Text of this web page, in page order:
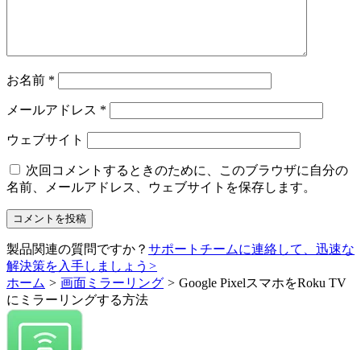
お名前 *
メールアドレス *
ウェブサイト
次回コメントするときのために、このブラウザに自分の
名前、メールアドレス、ウェブサイトを保存します。
製品関連の質問ですか？ サポートチームに連絡して、迅速な
解決策を入手しましょう >
ホーム > 画面ミラーリング > Google PixelスマホをRoku TV
にミラーリングする方法